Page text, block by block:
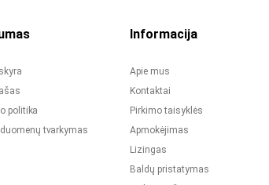
politika
tvarkymas
Informacija
Apie mus
Kontaktai
Pirkimo taisyklės
Apmokėjimas
Lizingas
Baldų pristatymas